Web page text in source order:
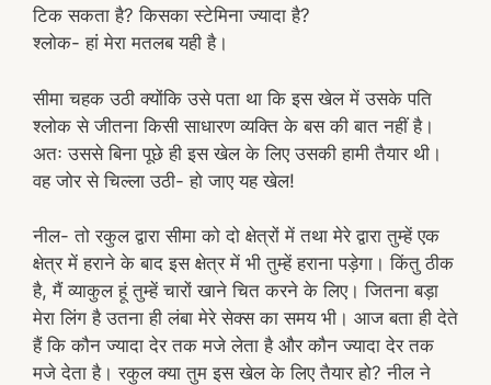
टिक सकता है? किसका स्टेमिना ज्यादा है?
श्लोक- हां मेरा मतलब यही है।
सीमा चहक उठी क्योंकि उसे पता था कि इस खेल में उसके पति
श्लोक से जीतना किसी साधारण व्यक्ति के बस की बात नहीं है।
अतः उससे बिना पूछे ही इस खेल के लिए उसकी हामी तैयार थी।
वह जोर से चिल्ला उठी- हो जाए यह खेल!
नील- तो रकुल द्वारा सीमा को दो क्षेत्रों में तथा मेरे द्वारा तुम्हें एक
क्षेत्र में हराने के बाद इस क्षेत्र में भी तुम्हें हराना पड़ेगा। किंतु ठीक
है, मैं व्याकुल हूं तुम्हें चारों खाने चित करने के लिए। जितना बड़ा
मेरा लिंग है उतना ही लंबा मेरे सेक्स का समय भी। आज बता ही देते
हैं कि कौन ज्यादा देर तक मजे लेता है और कौन ज्यादा देर तक
मजे देता है। रकुल क्या तुम इस खेल के लिए तैयार हो? नील ने